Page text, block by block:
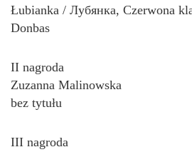
Łubianka / Лубянка, Czerwona
Donbas
II nagroda
Zuzanna Malinowska
bez tytułu
III nagroda